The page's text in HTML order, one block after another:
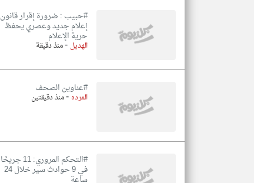
#حبيب : ضرورة إقرار قانون
إعلام جديد وعصري يحفظ
حرية الإعلام
الهديل -منذ دقيقة
#عناوين الصحف
المرده-منذ دقيقتين
#التحكم المروري: 11 جريحًا
في 9 حوادث سير خلال 24
ساعة